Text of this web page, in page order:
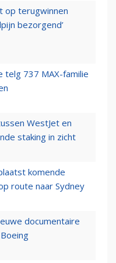
op terugwinnen
bezorgend’
telg 737 MAX-familie
WestJet en
staking in zicht
komende
route naar Sydney
documentaire